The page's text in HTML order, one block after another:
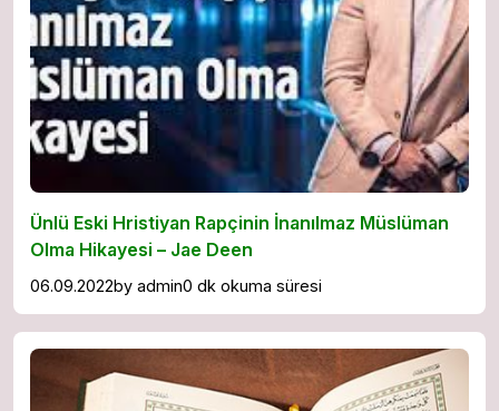
Ünlü Eski Hristiyan Rapçinin İnanılmaz Müslüman
Olma Hikayesi – Jae Deen
06.09.2022by admin0 dk okuma süresi